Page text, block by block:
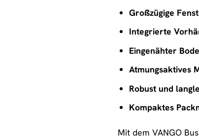
Großzügige
Integrierte
Eingenähter
Atmungsaktives
Robust und
Kompaktes
Mit dem VANGO